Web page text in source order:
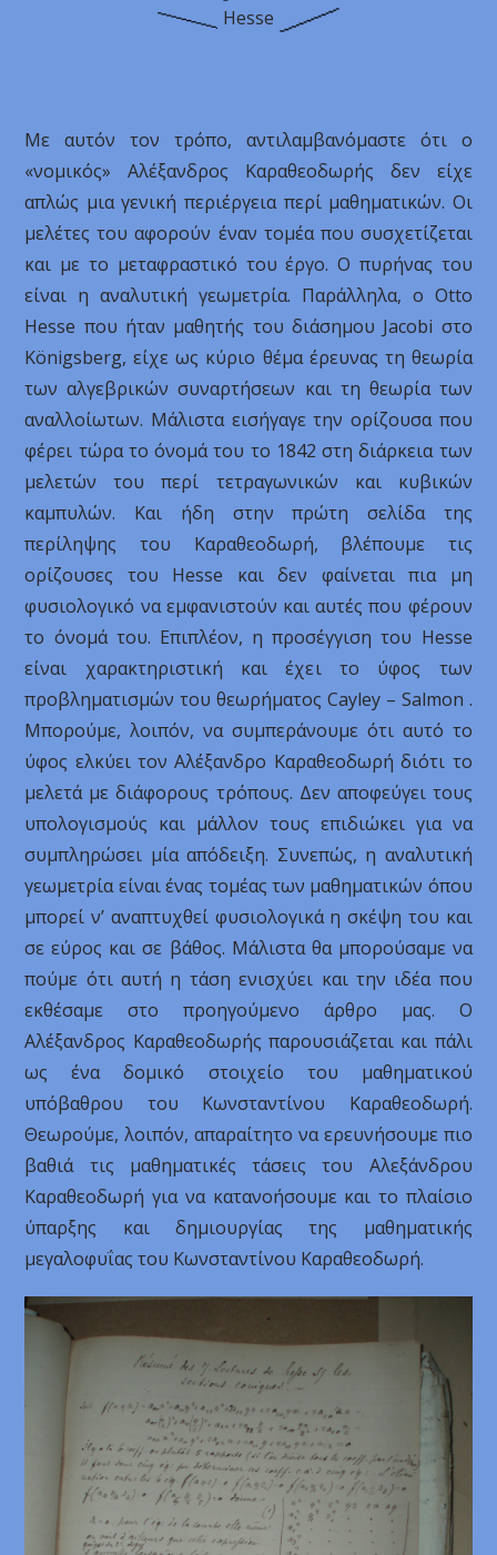
Hesse
Με αυτόν τον τρόπο, αντιλαμβανόμαστε ότι ο
«νομικός» Αλέξανδρος Καραθεοδωρής δεν είχε
απλώς μια γενική περιέργεια περί μαθηματικών. Οι
μελέτες του αφορούν έναν τομέα που συσχετίζεται
και με το μεταφραστικό του έργο. Ο πυρήνας του
είναι η αναλυτική γεωμετρία. Παράλληλα, ο Otto
Hesse που ήταν μαθητής του διάσημου Jacobi στο
Königsberg, είχε ως κύριο θέμα έρευνας τη θεωρία
των αλγεβρικών συναρτήσεων και τη θεωρία των
αναλλοίωτων. Μάλιστα εισήγαγε την ορίζουσα που
φέρει τώρα το όνομά του το 1842 στη διάρκεια των
μελετών του περί τετραγωνικών και κυβικών
καμπυλών. Και ήδη στην πρώτη σελίδα της
περίληψης του Καραθεοδωρή, βλέπουμε τις
ορίζουσες του Hesse και δεν φαίνεται πια μη
φυσιολογικό να εμφανιστούν και αυτές που φέρουν
το όνομά του. Επιπλέον, η προσέγγιση του Hesse
είναι χαρακτηριστική και έχει το ύφος των
προβληματισμών του θεωρήματος Cayley – Salmon .
Μπορούμε, λοιπόν, να συμπεράνουμε ότι αυτό το
ύφος ελκύει τον Αλέξανδρο Καραθεοδωρή διότι το
μελετά με διάφορους τρόπους. Δεν αποφεύγει τους
υπολογισμούς και μάλλον τους επιδιώκει για να
συμπληρώσει μία απόδειξη. Συνεπώς, η αναλυτική
γεωμετρία είναι ένας τομέας των μαθηματικών όπου
μπορεί ν’ αναπτυχθεί φυσιολογικά η σκέψη του και
σε εύρος και σε βάθος. Μάλιστα θα μπορούσαμε να
πούμε ότι αυτή η τάση ενισχύει και την ιδέα που
εκθέσαμε στο προηγούμενο άρθρο μας. Ο
Αλέξανδρος Καραθεοδωρής παρουσιάζεται και πάλι
ως ένα δομικό στοιχείο του μαθηματικού
υπόβαθρου του Κωνσταντίνου Καραθεοδωρή.
Θεωρούμε, λοιπόν, απαραίτητο να ερευνήσουμε πιο
βαθιά τις μαθηματικές τάσεις του Αλεξάνδρου
Καραθεοδωρή για να κατανοήσουμε και το πλαίσιο
ύπαρξης και δημιουργίας της μαθηματικής
μεγαλοφυΐας του Κωνσταντίνου Καραθεοδωρή.